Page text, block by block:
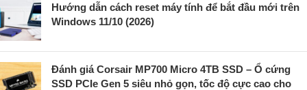
Hướng dẫn cách reset máy tính để bắt đầu mới trên
Windows 11/10 (2026)
Đánh giá Corsair MP700 Micro 4TB SSD – Ổ cứng
SSD PCIe Gen 5 siêu nhỏ gọn, tốc độ cực cao cho